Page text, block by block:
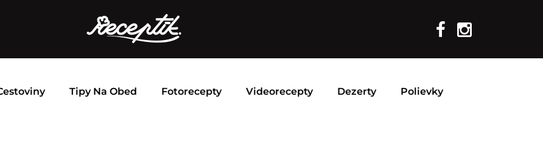
Tipy Na Obed Fotorecepty Videorecepty Dezerty Polievky